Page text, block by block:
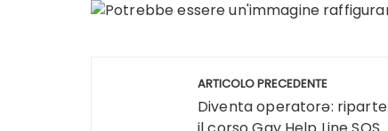
NavigazioneARTICOLO PRECEDENTE
Diventa operatorə: riparte